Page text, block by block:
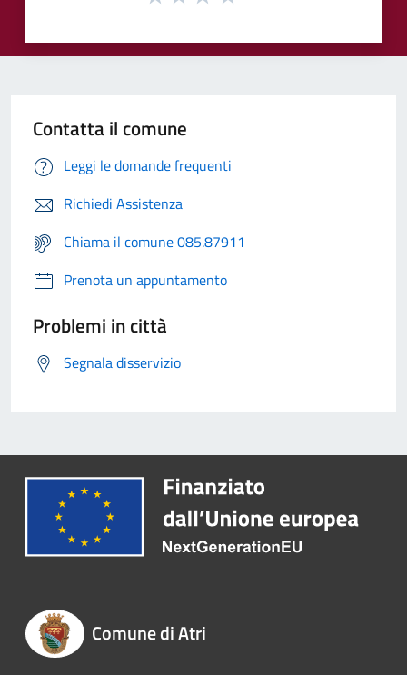
Contatta il comune
Leggi le domande frequenti
Richiedi Assistenza
Chiama il comune 085.87911
Prenota un appuntamento
Problemi in città
Segnala disservizio
Comune di Atri